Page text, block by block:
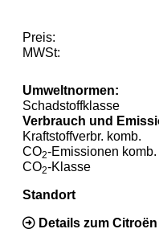
Preis:
MWSt:
Umweltnormen:
Schadstoffklasse
Verbrauch und
Kraftstoffverbr. komb.
CO2-Emissionen komb.
CO2-Klasse
Standort
Details zum